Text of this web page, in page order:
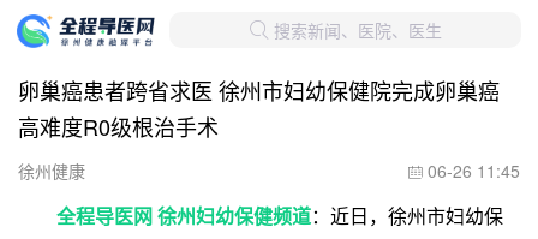
 搜索新闻、医院、医生
卵巢癌患者跨省求医 徐州市妇幼保健院完成卵巢癌
高难度R0级根治手术
徐州健康  06-26 11:45
全程导医网 徐州妇幼保健频道：近日，徐州市妇幼保